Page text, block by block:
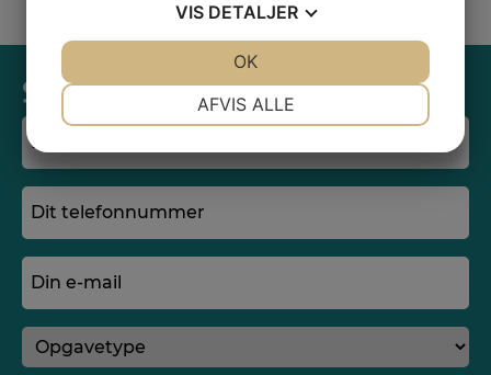
Send os en forespørgsel
Dit
navn
Dit
telefonnummer
Din
e-
(Required)
Opgavetype
(Required)
VIS DETALJER
MARKETING STATISTIK
AFVIS ALLE
OK